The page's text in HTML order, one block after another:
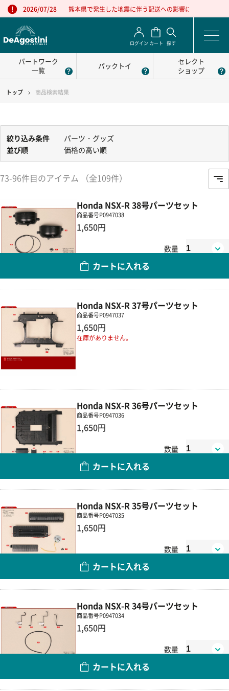
2026/07/28 熊本県で発生した地震に伴う配送への影響について
ログイン カート 探す
パートワーク
一覧
パックトイ
セレクト
ショップ
トップ 商品検索結果
絞り込み条件
パーツ・グッズ
並び順
価格の高い順
73-96件目のアイテム （全109件）
Honda NSX-R 38号パーツセット
商品番号P0947038
1,650円
数量
カートに入れる
Honda NSX-R 37号パーツセット
商品番号P0947037
1,650円
在庫がありません。
Honda NSX-R 36号パーツセット
商品番号P0947036
1,650円
数量
カートに入れる
Honda NSX-R 35号パーツセット
商品番号P0947035
1,650円
数量
カートに入れる
Honda NSX-R 34号パーツセット
商品番号P0947034
1,650円
数量
カートに入れる